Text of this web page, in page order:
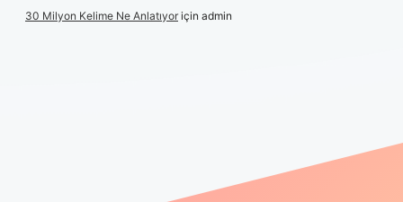
30 Milyon Kelime Ne Anlatıyoriçin admin
elexbetgiris.org